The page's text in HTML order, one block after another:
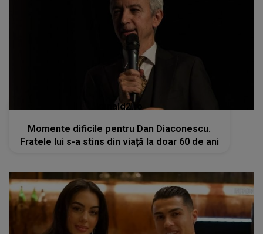
kanald2.ro
Momente dificile pentru Dan Diaconescu.
Fratele lui s-a stins din viață la doar 60 de ani